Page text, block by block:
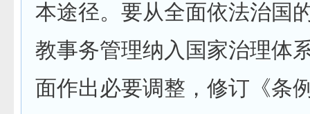
本途径。要从全面依法治国
教事务管理纳入国家治理体
面作出必要调整，修订《条